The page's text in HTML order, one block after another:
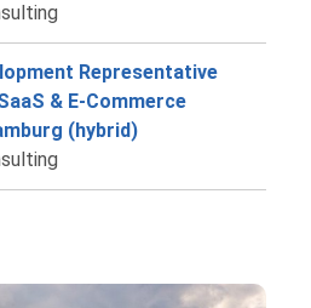
Representative
& E-Commerce
(hybrid)